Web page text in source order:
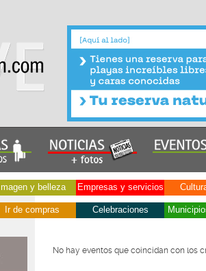
Imagen y belleza Empresas y servicios
Ir de compras Celebraciones
No hay eventos que coincidan con los